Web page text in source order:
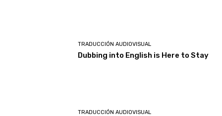
TRADUCCIÓN AUDIOVISUAL
Dubbing into English is Here to Stay
TRADUCCIÓN AUDIOVISUAL